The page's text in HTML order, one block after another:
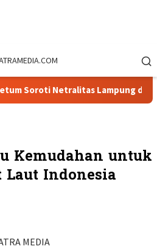
Netralitas Lampung dan
Kemudahan untuk
Laut Indonesia
MEDIA